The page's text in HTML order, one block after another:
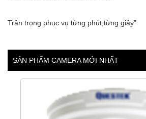
Với phương
Trân trọng phục vụ từng phút,từng giây”
SẢN PHẨM CAMERA MỚI NHẤT